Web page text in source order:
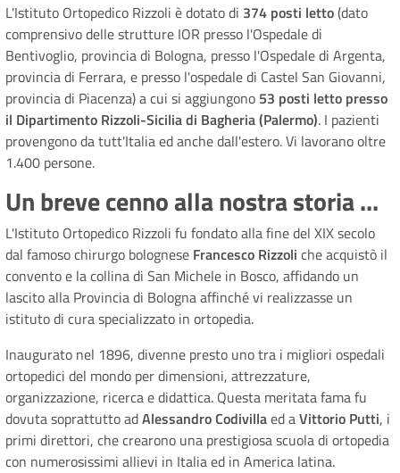
L'Istituto Ortopedico Rizzoli è dotato di 374 posti letto(dato
comprensivo delle strutture IOR presso l'Ospedale di
Bentivoglio, provincia di Bologna, presso l'Ospedale di Argenta,
provincia di Ferrara, e presso l'ospedale di Castel San Giovanni,
provincia di Piacenza) a cui si aggiungono 53 posti letto presso
il Dipartimento Rizzoli-Sicilia di Bagheria (Palermo). I pazienti
provengono da tutt'Italia ed anche dall'estero. Vi lavorano oltre
1.400 persone.
Un breve cenno alla nostra storia ...
L'Istituto Ortopedico Rizzoli fu fondato alla fine del XIX secolo
dal famoso chirurgo bolognese Francesco Rizzoli che acquistò il
convento e la collina di San Michele in Bosco, affidando un
lascito alla Provincia di Bologna affinché vi realizzasse un
istituto di cura specializzato in ortopedia.
Inaugurato nel 1896, divenne presto uno tra i migliori ospedali
ortopedici del mondo per dimensioni, attrezzature,
organizzazione, ricerca e didattica. Questa meritata fama fu
dovuta soprattutto adAlessandro Codivillaed aVittorio Putti, i
primi direttori, che crearono una prestigiosa scuola di ortopedia
con numerosissimi allievi in Italia ed in America latina.